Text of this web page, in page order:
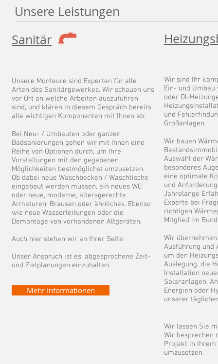
Unsere Leistungen
Sanitär
Unsere Monteure sind Experten für alle
Arten des Sanitärgewerkes. Wir schauen uns
vor Ort an welche Arbeiten auszuführen
sind, und klären in diesem Gespräch bereits
alle wichtigen Komponenten mit Ihnen ab.
Bei Neu- / Umbauten oder ganzen
Badsanierungen gehen wir mit Ihnen eine
Reihe von Optionen durch, um Ihre
Vorstellungen mit den gegebenen
Möglichkeiten bestmöglichst umzusetzen.
Ob dabei neue Waschbecken / Waschtische
eingebaut werden müssen, ein neues WC
oder neue, moderne, altersgerechte
Armaturen, Brausen oder ähnliches. Ebenso
wie neue Wasserleitungen oder die
Demontage von vorhandenen Altgeräten.
Auch hier stehen wir an Ihrer Seite.
Unser Anspruch ist es, abgesprochene Zeit-
und Zielplanungen einzuhalten.
Mehr Informationen
Wir sind Ihr
Ein- und Umbau
oder Öl-
und
Großanlagen.
Wir bauen
Auswahl der
besonderes
eine optimale
und
Jahrelange
Experte bei
richtigen
Mitglied im
Wir
Ausführung und
um den
Auslegung, die
Installation
Solaranlagen,
Energien oder
unserer
Wir lassen Sie
Wir besprechen
Projekt in Ihrem
umzusetzen.